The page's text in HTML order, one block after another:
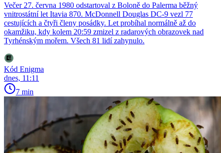
Večer 27. června 1980 odstartoval z Boloně do Palerma běžný
vnitrostátní let Itavia 870. McDonnell Douglas DC-9 vezl 77
cestujících a čtyři členy posádky. Let probíhal normálně až do
okamžiku, kdy kolem 20:59 zmizel z radarových obrazovek nad
Tyrhénským mořem. Všech 81 lidí zahynulo.
Kód Enigma
dnes, 11:11
7 min